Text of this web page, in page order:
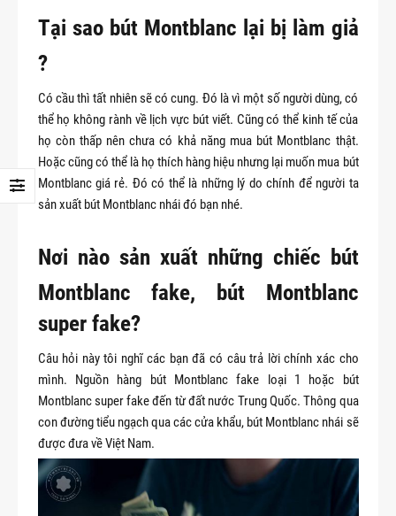
Tại sao bút Montblanc lại bị làm giả
?
Có cầu thì tất nhiên sẽ có cung. Đó là vì một số người dùng, có
thể họ không rành về lịch vực bút viết. Cũng có thể kinh tế của
họ còn thấp nên chưa có khả năng mua bút Montblanc thật.
Hoặc cũng có thể là họ thích hàng hiệu nhưng lại muốn mua bút
Montblanc giá rẻ. Đó có thể là những lý do chính để người ta
sản xuất bút Montblanc nhái đó bạn nhé.
Nơi nào sản xuất những chiếc bút
Montblanc fake, bút Montblanc
super fake?
Câu hỏi này tôi nghĩ các bạn đã có câu trả lời chính xác cho
mình. Nguồn hàng bút Montblanc fake loại 1 hoặc bút
Montblanc super fake đến từ đất nước Trung Quốc. Thông qua
con đường tiểu ngạch qua các cửa khẩu, bút Montblanc nhái sẽ
được đưa về Việt Nam.